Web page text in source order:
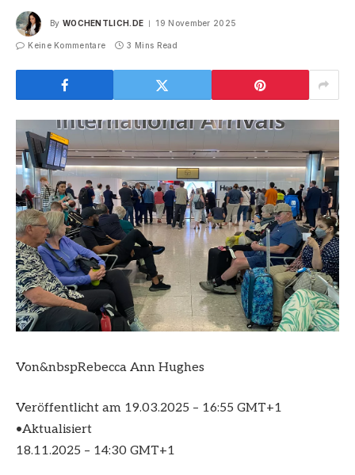
By WOCHENTLICH.DE 19 November 2025
Keine Kommentare 3 Mins Read
Von&nbspRebecca Ann Hughes
Veröffentlicht am 19.03.2025 – 16:55 GMT+1
•Aktualisiert
18.11.2025 – 14:30 GMT+1